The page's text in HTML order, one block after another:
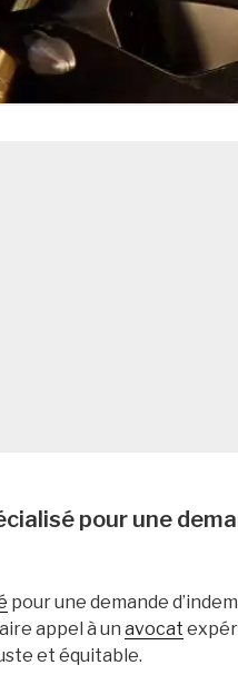
pour une
pour une demande
appel à un avocat
et équitable.